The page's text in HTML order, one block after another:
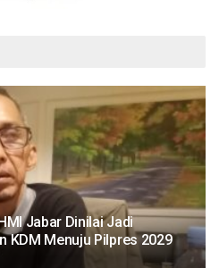
Jabar Dinilai Jadi
KDM Menuju Pilpres 2029